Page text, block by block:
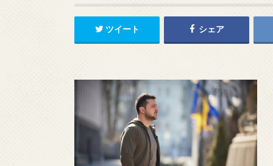
ツイート シェア